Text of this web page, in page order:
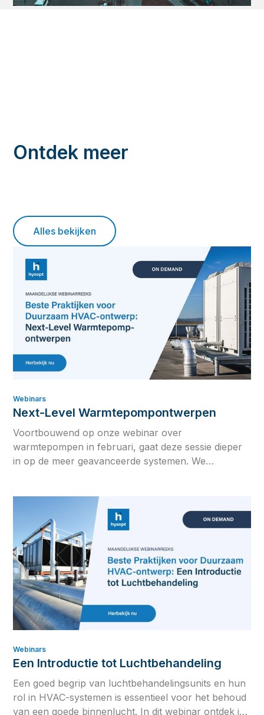
Ontdek meer
Alles bekijken
Webinars
Next-Level Warmtepompontwerpen
Voortbouwend op onze webinar over
warmtepompen in februari, gaat deze sessie dieper
in op de meer geavanceerde systemen. We
worden geïntegreerd in het ultieme hybride volledig
elektrische systeem.
Webinars
Een Introductie tot Luchtbehandeling
Een goed begrip van luchtbehandelingsunits en hun
rol in HVAC-systemen is essentieel voor het behoud
van een goede binnenlucht. In dit webinar ontdek je